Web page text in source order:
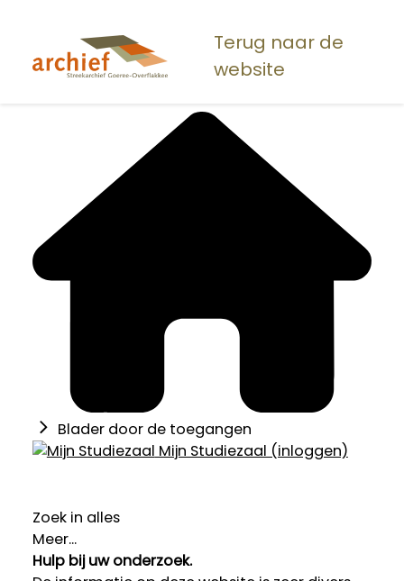
naar
Terug naar de
website
Blader door de toegangen
Mijn Studiezaal (inloggen)
Zoek in alles
Meer...
Hulp bij uw onderzoek.